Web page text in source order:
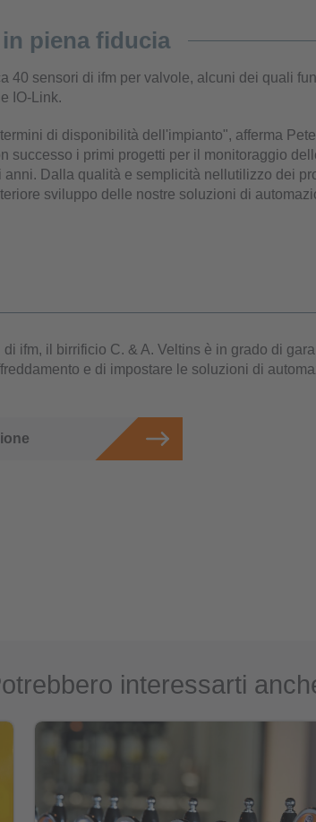
piena fiducia
40 sensori di ifm per valvole, alcuni dei quali
IO-Link.
di disponibilità dell'impianto", afferma
successo i primi progetti per il monitoraggio
Dalla qualità e semplicità nellutilizzo dei
sviluppo delle nostre soluzioni di
ifm, il birrificio C. & A. Veltins è in grado di
e di impostare le soluzioni di
interessarti